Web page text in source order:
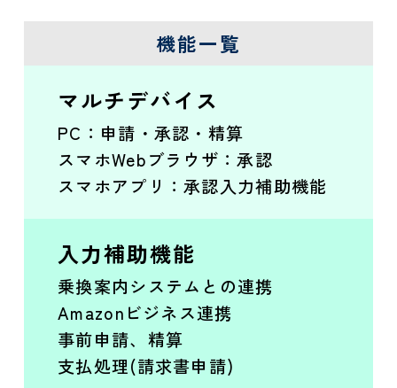
機能一覧
マルチデバイス
PC：申請・承認・精算
スマホWebブラウザ：承認
スマホアプリ：承認入力補助機能
入力補助機能
乗換案内システムとの連携
Amazonビジネス連携
事前申請、精算
支払処理(請求書申請)